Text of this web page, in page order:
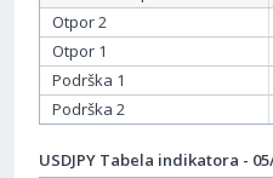
Otpor 2
Otpor 1
Podrška 1
Podrška 2
USDJPY Tabela indikatora -